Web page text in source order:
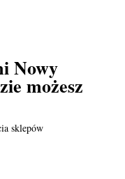
Nowy
możesz
sklepów